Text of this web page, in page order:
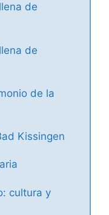
de
de
de la
Kissingen
cultura y